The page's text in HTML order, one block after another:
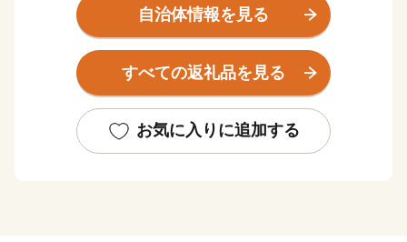
ます。 また、市内11カ所の工業団地には、多くの企業
が立地しているほか、石狩管内一の生産額を誇る農業地
域が広がり、自然や産業、そして都市環境が調和してお
り、今なお、成長を続けています。
★ABCテレビのニュース情報番組「news おかえり」
自治体情報を見る
すべての返礼品を見る
お気に入りに追加する